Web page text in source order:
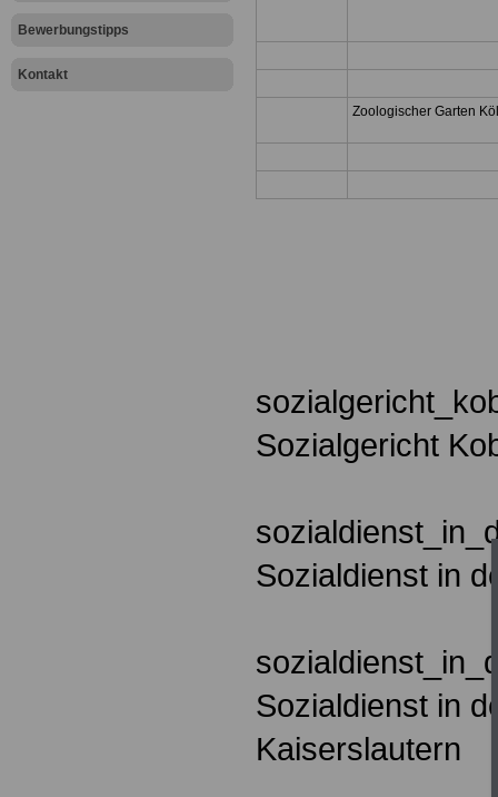
Bewerbungstipps
Kontakt
Zoologischer Garten
Sozialgericht
Sozialdienst in
Sozialdienst in
Kaiserslautern